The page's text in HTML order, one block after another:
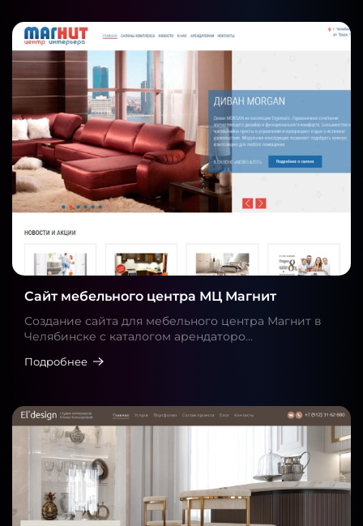
Сайт мебельного центра МЦ Магнит
Создание сайта для мебельного центра Магнит в
Челябинске с каталогом арендаторо…
Подробнее